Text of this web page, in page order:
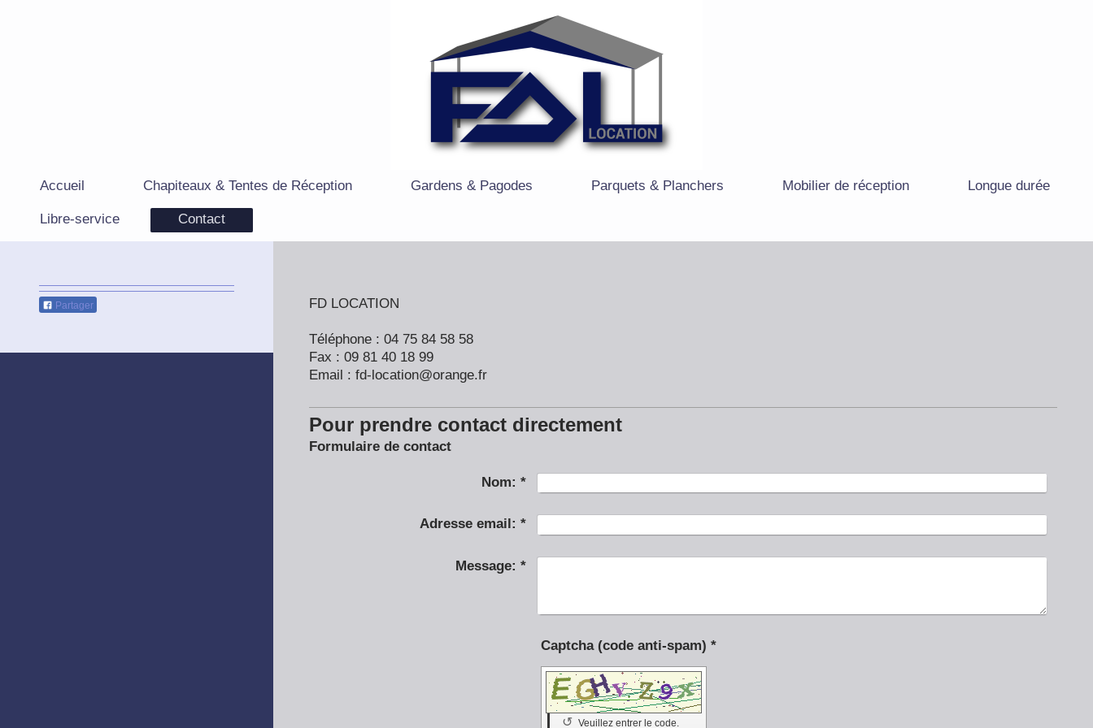
Accueil Chapiteaux & Tentes de Réception Gardens & Pagodes Parquets & Planchers Mobilier de réception Longue durée
Libre-service Contact
FD LOCATION
Téléphone : 04 75 84 58 58
Fax : 09 81 40 18 99
Email : fd-location@orange.fr
Pour prendre contact directement
Formulaire de contact
Nom: *
Adresse email: *
Message: *
Captcha (code anti-spam) *
Veuillez entrer le code.
↺
Partager